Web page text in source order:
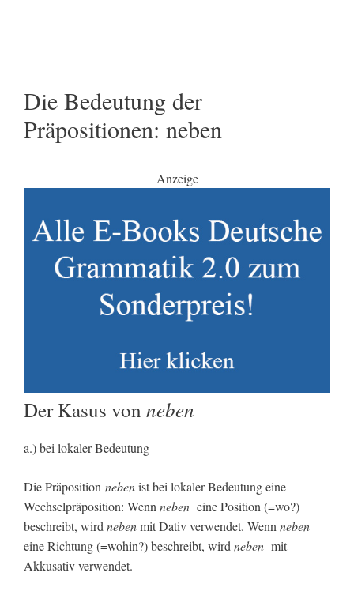
Die Bedeutung der
Präpositionen: neben
Anzeige
Der Kasus von neben
a.) bei lokaler Bedeutung
Die Präposition nebenist bei lokaler Bedeutung eine
Wechselpräposition: Wenn neben eine Position (=wo?)
beschreibt, wird nebenmit Dativ verwendet. Wenn neben
eine Richtung (=wohin?) beschreibt, wird neben mit
Akkusativ verwendet.